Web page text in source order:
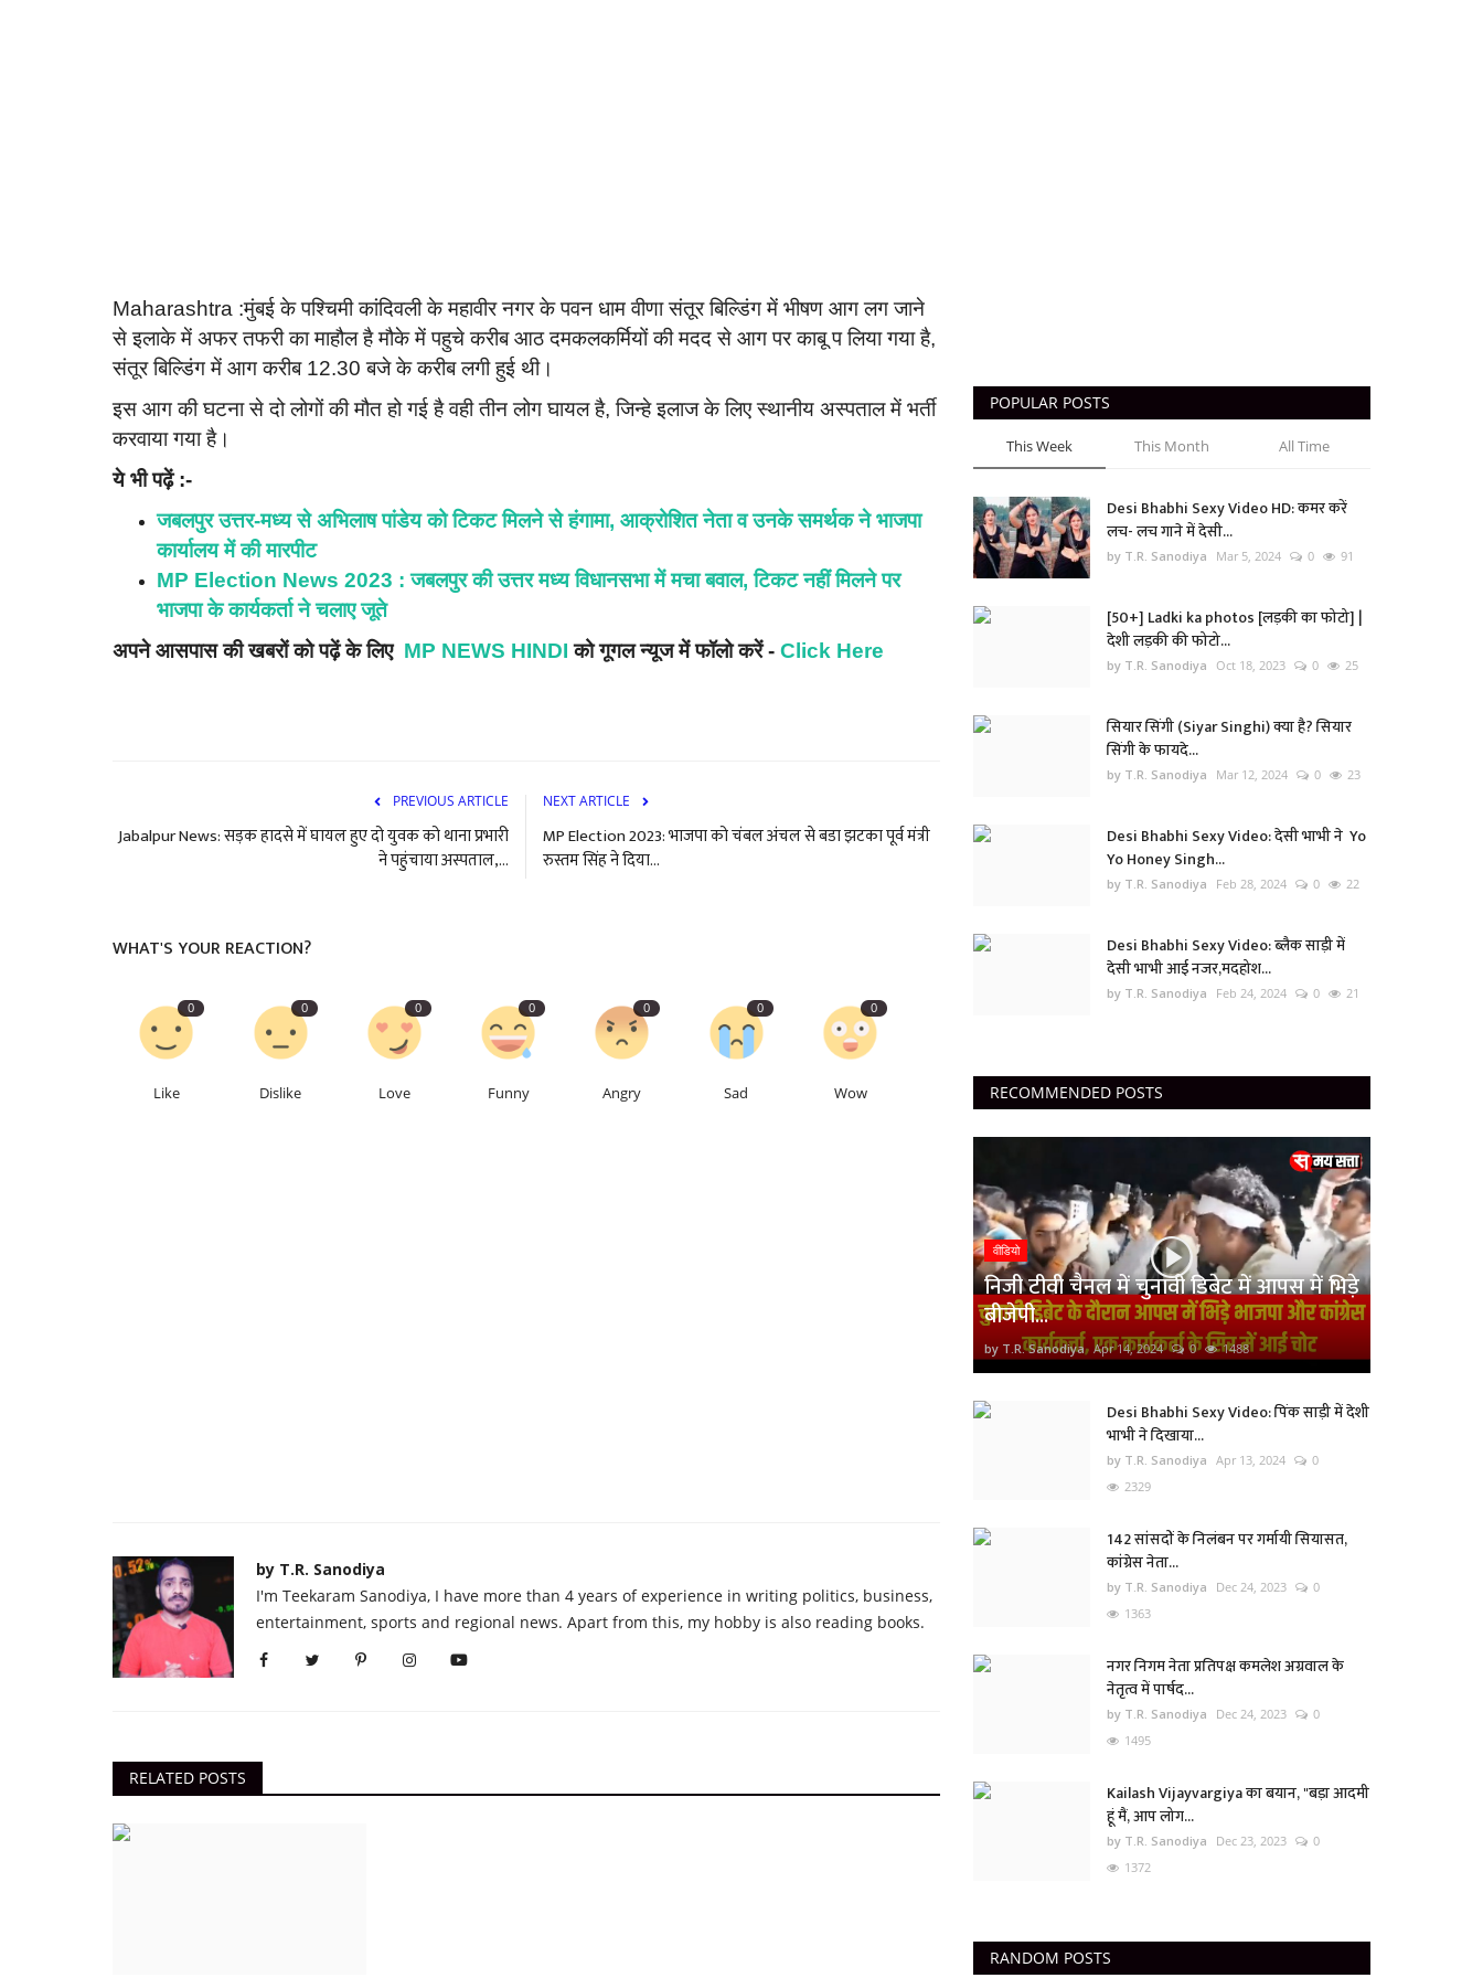
Maharashtra :मुंबई के पश्चिमी कांदिवली के महावीर नगर के पवन धाम वीणा संतूर बिल्डिंग में भीषण आग लग जाने
से इलाके में अफर तफरी का माहौल है मौके में पहुचे करीब आठ दमकलकर्मियों की मदद से आग पर काबू प लिया गया है,
संतूर बिल्डिंग में आग करीब 12.30 बजे के करीब लगी हुई थी।
इस आग की घटना से दो लोगों की मौत हो गई है वही तीन लोग घायल है, जिन्हे इलाज के लिए स्थानीय अस्पताल में भर्ती
करवाया गया है।
ये भी पढ़ें :-
जबलपुर उत्तर-मध्य से अभिलाष पांडेय को टिकट मिलने से हंगामा, आक्रोशित नेता व उनके समर्थक ने भाजपा
कार्यालय में की मारपीट
MP Election News 2023 : जबलपुर की उत्तर मध्य विधानसभा में मचा बवाल, टिकट नहीं मिलने पर
भाजपा के कार्यकर्ता ने चलाए जूते
अपने आसपास की खबरों को पढ़ें के लिए MP NEWS HINDI को गूगल न्यूज में फॉलो करें - Click Here
PREVIOUS ARTICLE
Jabalpur News: सड़क हादसे में घायल हुए दो युवक को थाना प्रभारी
ने पहुंचाया अस्पताल,...
NEXT ARTICLE
MP Election 2023: भाजपा को चंबल अंचल से बडा झटका पूर्व मंत्री
रुस्तम सिंह ने दिया...
WHAT'S YOUR REACTION?
0
Like
0
Dislike
0
Love
0
Funny
0
Angry
0
Sad
0
Wow
by T.R. Sanodiya
I'm Teekaram Sanodiya, I have more than 4 years of experience in writing politics, business,
entertainment, sports and regional news. Apart from this, my hobby is also reading books.
RELATED POSTS
POPULAR POSTS
This Week This Month All Time
Desi Bhabhi Sexy Video HD: कमर करें
लच- लच गाने में देसी...
by T.R. Sanodiya Mar 5, 2024 0 91
[50+] Ladki ka photos [लड़की का फोटो] |
देशी लड़की की फोटो...
by T.R. Sanodiya Oct 18, 2023 0 25
सियार सिंगी (Siyar Singhi) क्या है? सियार
सिंगी के फायदे...
by T.R. Sanodiya Mar 12, 2024 0 23
Desi Bhabhi Sexy Video: देसी भाभी ने Yo
Yo Honey Singh...
by T.R. Sanodiya Feb 28, 2024 0 22
Desi Bhabhi Sexy Video: ब्लैक साड़ी में
देसी भाभी आई नजर,मदहोश...
by T.R. Sanodiya Feb 24, 2024 0 21
RECOMMENDED POSTS
वीडियो
निजी टीवी चैनल में चुनावी डिबेट में आपस में भिड़े
बीजेपी...
by T.R. Sanodiya Apr 14, 2024 0 1488
Desi Bhabhi Sexy Video: पिंक साड़ी में देशी
भाभी ने दिखाया...
by T.R. Sanodiya Apr 13, 2024
0
2329
142 सांसदों के निलंबन पर गर्मायी सियासत,
कांग्रेस नेता...
by T.R. Sanodiya Dec 24, 2023
0
1363
नगर निगम नेता प्रतिपक्ष कमलेश अग्रवाल के
नेतृत्व में पार्षद...
by T.R. Sanodiya Dec 24, 2023
0
1495
Kailash Vijayvargiya का बयान, "बड़ा आदमी
हूं मैं, आप लोग...
by T.R. Sanodiya Dec 23, 2023
0
1372
RANDOM POSTS